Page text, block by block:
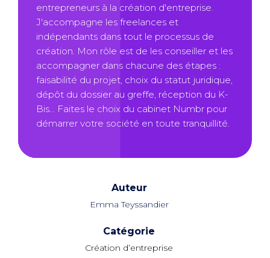
entrepreneurs à la création d'entreprise.
J'accompagne les freelances et
indépendants dans tout le processus de
création. Mon rôle est de les conseiller et les
accompagner dans chacune des étapes :
faisabilité du projet, choix du statut juridique,
dépôt du dossier au greffe, réception du K-
Bis... Faites le choix du cabinet Numbr pour
démarrer votre société en toute tranquillité.
Auteur
Emma Teyssandier
Catégorie
Création d’entreprise